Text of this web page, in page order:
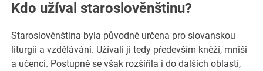
Kdo užíval staroslověnštinu?
Staroslověnština byla původně určena pro slovanskou
liturgii a vzdělávání. Užívali ji tedy především kněží, mniši
a učenci. Postupně se však rozšířila i do dalších oblastí,